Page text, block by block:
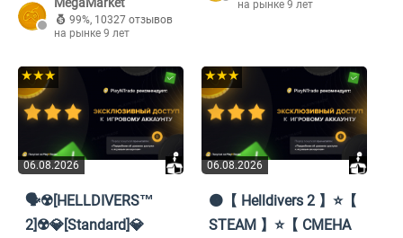
MegaMarket
99%, 10327 отзывов
на рынке 9 лет
на рынке 9 лет
06.08.2026
★★★
🗣️☢️[HELLDIVERS™
2]☢️💎[Standard]💎
06.08.2026
★★★
🟠【 Helldivers 2 】⭐【
STEAM 】⭐【 СМЕНА